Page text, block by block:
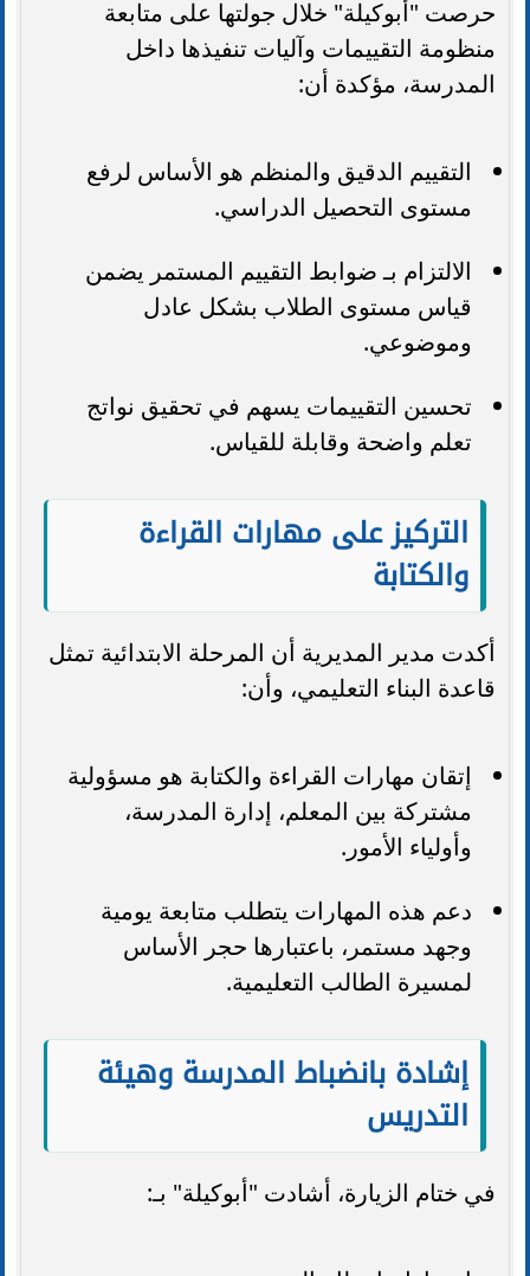
حرصت "أبوكيلة" خلال جولتها على متابعة
منظومة التقييمات وآليات تنفيذها داخل
المدرسة، مؤكدة أن:
التقييم الدقيق والمنظم هو الأساس لرفع
مستوى التحصيل الدراسي.
الالتزام بـ ضوابط التقييم المستمر يضمن
قياس مستوى الطلاب بشكل عادل
وموضوعي.
تحسين التقييمات يسهم في تحقيق نواتج
تعلم واضحة وقابلة للقياس.
التركيز على مهارات القراءة
والكتابة
أكدت مدير المديرية أن المرحلة الابتدائية تمثل
قاعدة البناء التعليمي، وأن:
إتقان مهارات القراءة والكتابة هو مسؤولية
مشتركة بين المعلم، إدارة المدرسة،
وأولياء الأمور.
دعم هذه المهارات يتطلب متابعة يومية
وجهد مستمر، باعتبارها حجر الأساس
لمسيرة الطالب التعليمية.
إشادة بانضباط المدرسة وهيئة
التدريس
في ختام الزيارة، أشادت "أبوكيلة" بـ: